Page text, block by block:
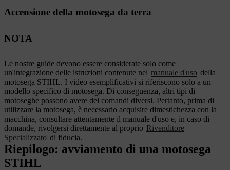
Accensione della motosega da terra
NOTA
Le nostre guide devono essere considerate solo come
un'integrazione delle istruzioni contenute nel manuale d'uso della
motosega STIHL. I video esemplificativi si riferiscono solo a un
modello specifico di motosega. Di conseguenza, altri tipi di
motoseghe possono avere dei comandi diversi. Pertanto, prima di
utilizzare la motosega, è necessario acquisire dimestichezza con la
macchina, consultare attentamente il manuale d'uso e, in caso di
domande, rivolgersi direttamente al proprio Rivenditore
Specializzato di fiducia.
Riepilogo: avviamento di una motosega
STIHL